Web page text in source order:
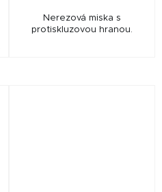
Nerezová miska s
protiskluzovou hranou.